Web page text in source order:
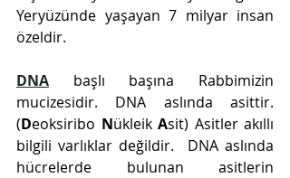
Yeryüzünde yaşayan 7 milyar insan
özeldir.
DNA
başlı başına Rabbimizin
mucizesidir. DNA aslında asittir.
(Deoksiribo Nükleik Asit) Asitler akıllı
bilgili varlıklar değildir.  DNA aslında
hücrelerde bulunan asitlerin